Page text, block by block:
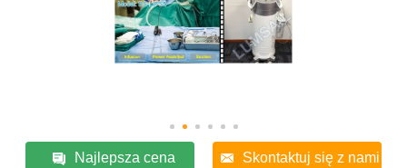
Najlepsza cena Skontaktuj się z nami